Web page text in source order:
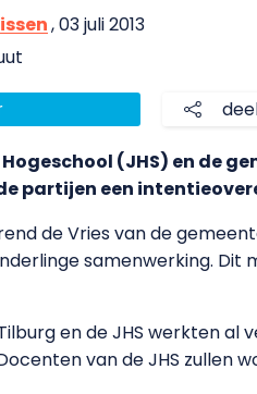
, 03 juli 2013
(JHS) en de
partijen een
de Vries van de
samenwerking. Dit
en de JHS werkten al
van de JHS zullen